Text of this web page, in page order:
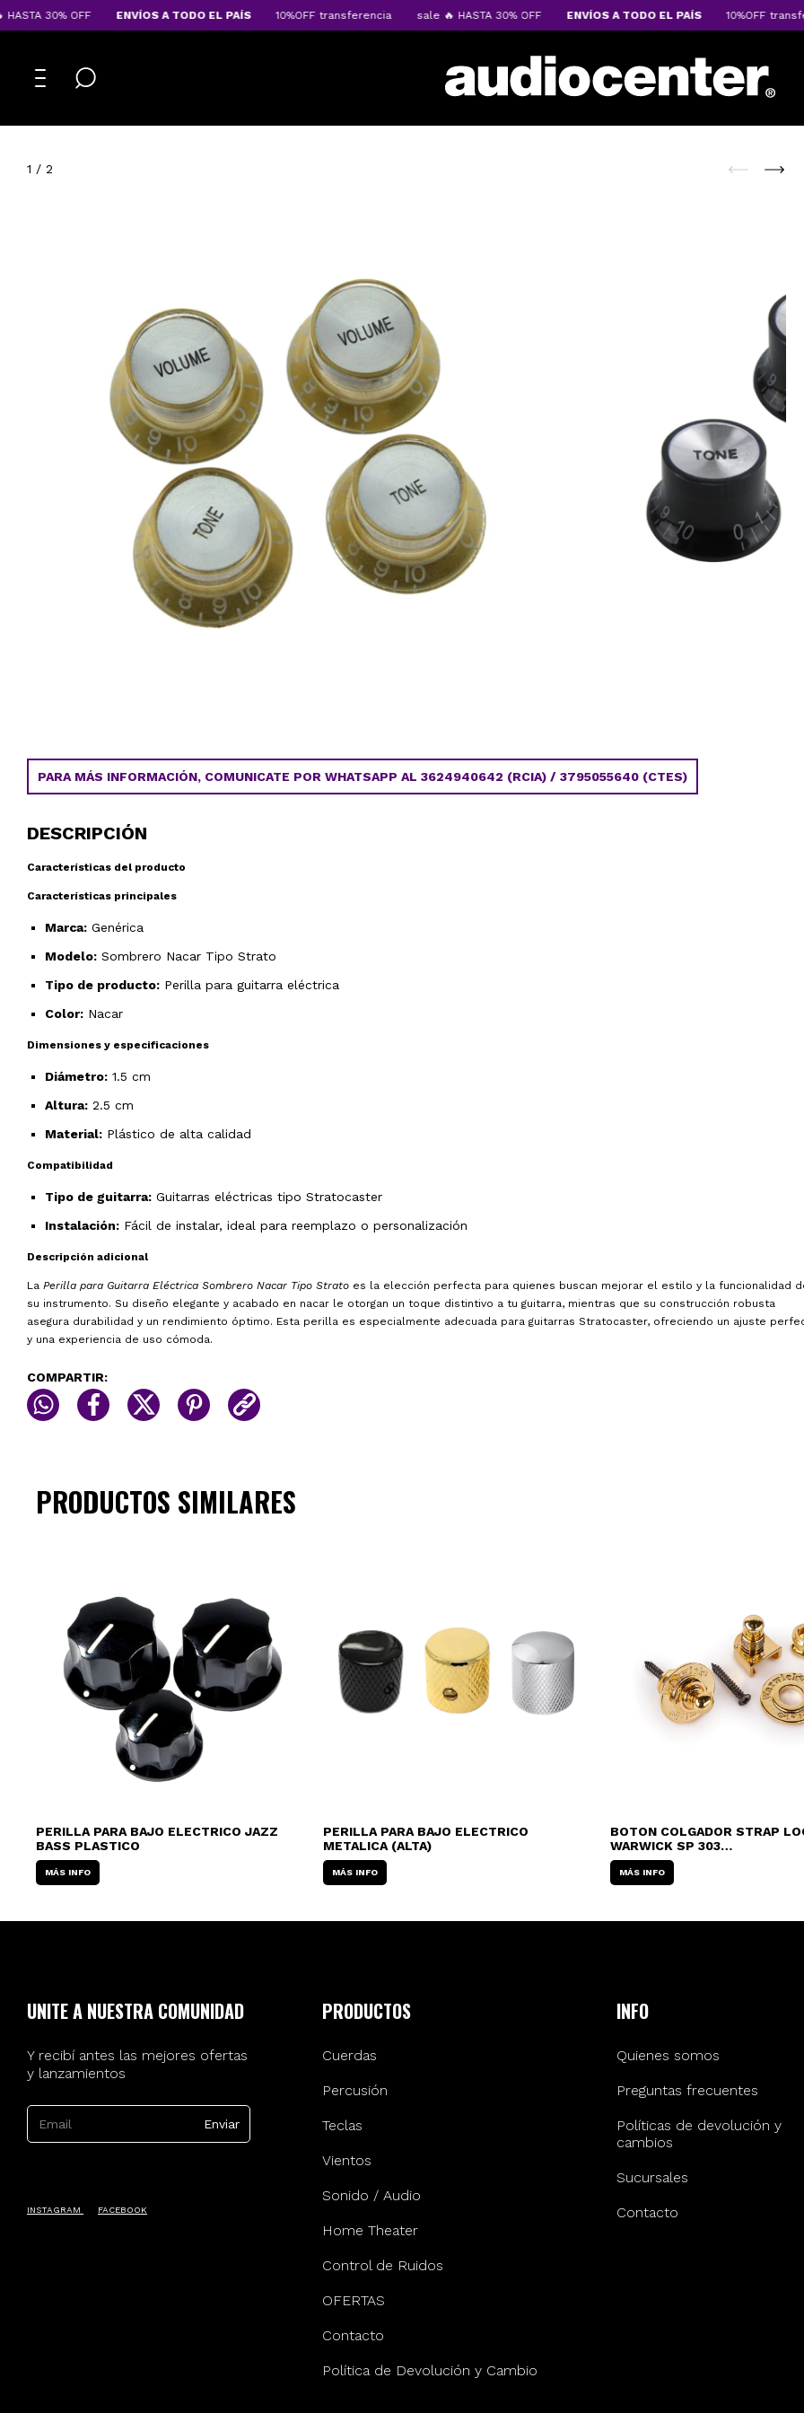
30% OFF ENVÍOS A TODO EL PAÍS 10%OFF transferencia sale 🔥 HASTA 30% OFF ENVÍOS A TODO EL PAÍS 10%OFF
1 / 2
PARA MÁS INFORMACIÓN, COMUNICATE POR WHATSAPP AL 3624940642 (RCIA) / 3795055640 (CTES)
DESCRIPCIÓN
Características del producto
Características principales
Marca: Genérica
Modelo: Sombrero Nacar Tipo Strato
Tipo de producto: Perilla para guitarra eléctrica
Color: Nacar
Dimensiones y especificaciones
Diámetro: 1.5 cm
Altura: 2.5 cm
Material: Plástico de alta calidad
Compatibilidad
Tipo de guitarra: Guitarras eléctricas tipo Stratocaster
Instalación: Fácil de instalar, ideal para reemplazo o personalización
Descripción adicional
La Perilla para Guitarra Eléctrica Sombrero Nacar Tipo Strato es la elección perfecta para quienes buscan mejorar el estilo y la funcionalidad
su instrumento. Su diseño elegante y acabado en nacar le otorgan un toque distintivo a tu guitarra, mientras que su construcción robusta
asegura durabilidad y un rendimiento óptimo. Esta perilla es especialmente adecuada para guitarras Stratocaster, ofreciendo un ajuste
y una experiencia de uso cómoda.
COMPARTIR:
PRODUCTOS SIMILARES
PERILLA PARA BAJO ELECTRICO JAZZ
BASS PLASTICO
MÁS INFO
PERILLA PARA BAJO ELECTRICO
METALICA (ALTA)
MÁS INFO
BOTON COLGADOR STRAP
WARWICK SP 303
(DORADO/NEGRO/CROMADO)
MÁS INFO
UNITE A NUESTRA COMUNIDAD
Y recibí antes las mejores ofertas
y lanzamientos
INSTAGRAM FACEBOOK
PRODUCTOS
Cuerdas
Percusión
Teclas
Vientos
Sonido / Audio
Home Theater
Control de Ruidos
OFERTAS
Contacto
Política de Devolución y Cambio
INFO
Quienes somos
Preguntas frecuentes
Políticas de devolución y
cambios
Sucursales
Contacto